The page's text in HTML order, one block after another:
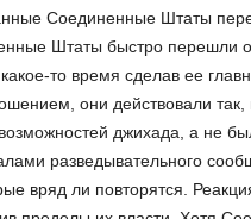
Соединенные Штаты
Штаты быстро перешли
то время сделав ее
они действовали
джихада, а не
разведывательного
вряд ли повторятся.